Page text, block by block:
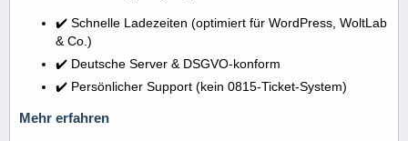
✔️ Schnelle Ladezeiten (optimiert für WordPress, WoltLab
& Co.)
✔️ Deutsche Server & DSGVO-konform
✔️ Persönlicher Support (kein 0815-Ticket-System)
Mehr erfahren